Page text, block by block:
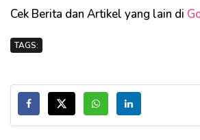
Cek Berita dan Artikel yang lain di
TAGS: